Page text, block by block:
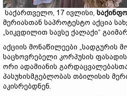
საქართველო, 17 ივლისი,
მერიასთან საპროტესტო აქცია
„სიკვდილით სავსე ქალაქი“
აქციის მონაწილეები „სადგურის
საცხოვრებელი კორპუსის
ორი ადამიანის
პასუხისმგებლობას თბილისის
აკისრებდნენ.